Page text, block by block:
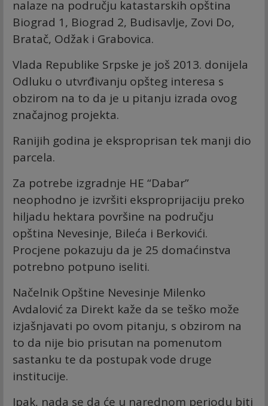
nalaze na području katastarskih opština
Biograd 1, Biograd 2, Budisavlje, Zovi Do,
Bratač, Odžak i Grabovica.
Vlada Republike Srpske je još 2013. donijela
Odluku o utvrđivanju opšteg interesa s
obzirom na to da je u pitanju izrada ovog
značajnog projekta.
Ranijih godina je eksproprisan tek manji dio
parcela.
Za potrebe izgradnje HE “Dabar”
neophodno je izvršiti eksproprijaciju preko
hiljadu hektara površine na području
opština Nevesinje, Bileća i Berkovići.
Procjene pokazuju da je 25 domaćinstva
potrebno potpuno iseliti.
Načelnik Opštine Nevesinje Milenko
Avdalović za Direkt kaže da se teško može
izjašnjavati po ovom pitanju, s obzirom na
to da nije bio prisutan na pomenutom
sastanku te da postupak vode druge
institucije.
Ipak, nada se da će u narednom periodu biti